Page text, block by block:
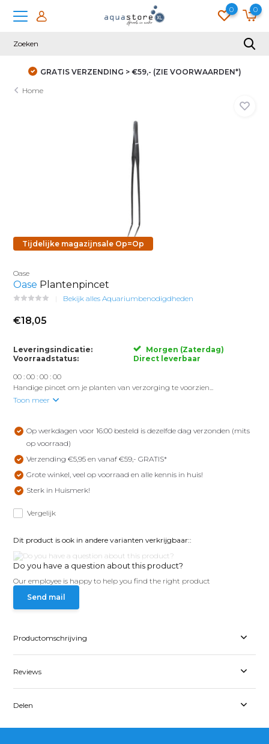
0 0
GRATIS VERZENDING > €59,- (ZIE VOORWAARDEN*)
Home
Tijdelijke magazijnsale Op=Op
Oase
Oase Plantenpincet
Bekijk alles Aquariumbenodigdheden
€18,05
Leveringsindicatie:
Morgen (Zaterdag)
Voorraadstatus:
Direct leverbaar
00 :00 :00 :00
Handige pincet om je planten van verzorging te voorzien...
Toon meer
Op werkdagen voor 16:00 besteld is dezelfde dag verzonden (mits
op voorraad)
Verzending €5,95 en vanaf €59,- GRATIS*
Grote winkel, veel op voorraad en alle kennis in huis!
Sterk in Huismerk!
Vergelijk
Dit product is ook in andere varianten verkrijgbaar::
Do you have a question about this product?
Our employee is happy to help you find the right product
Send mail
Productomschrijving
Reviews
Delen